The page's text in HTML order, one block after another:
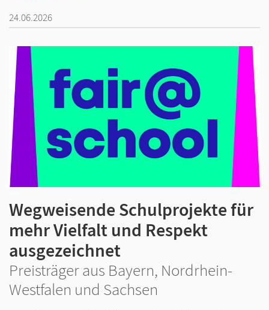
24.06.2026
Wegweisende Schulprojekte für
mehr Vielfalt und Respekt
ausgezeichnet
Preisträger aus Bayern, Nordrhein-
Westfalen und Sachsen